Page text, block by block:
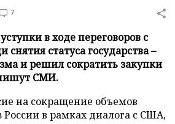
7
в ходе переговоров с
статуса государства –
и решил сократить закупки
СМИ.
на сокращение объемов
в рамках диалога с США,